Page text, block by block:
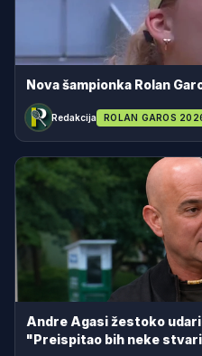
Nova šampionka Rolan
Redakcija ROLAN GAROS
Andre Agasi žestoko
"Preispitao bih neke